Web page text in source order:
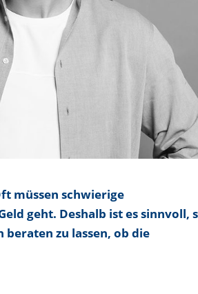
müssen schwierige
geht. Deshalb ist es sinnvoll,
zu lassen, ob die